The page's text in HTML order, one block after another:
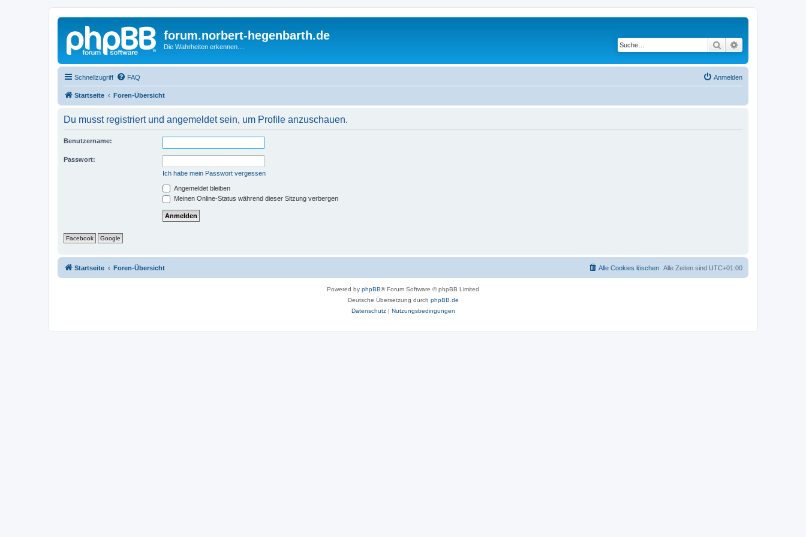
forum.norbert-hegenbarth.de
Die Wahrheiten erkennen.... Suche
Schnellzugriff FAQ Anmelden
Startseite Foren-Übersicht
Du musst registriert und angemeldet sein, um Profile anzuschauen.
Benutzername:
Passwort:
Ich habe mein Passwort vergessen
Angemeldet bleiben
Meinen Online-Status während dieser Sitzung verbergen
Facebook Google
Startseite Foren-Übersicht Alle Zeiten sind UTC+01:00
Alle Cookies löschen
Powered by phpBB® Forum Software © phpBB Limited
Deutsche Übersetzung durch phpBB.de
Datenschutz| Nutzungsbedingungen